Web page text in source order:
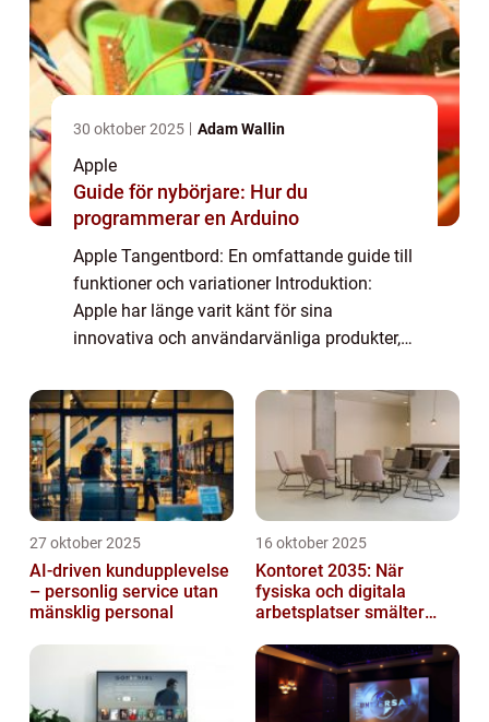
30 oktober 2025 Adam Wallin
Apple
Guide för nybörjare: Hur du
programmerar en Arduino
Apple Tangentbord: En omfattande guide till
funktioner och variationer Introduktion:
Apple har länge varit känt för sina
innovativa och användarvänliga produkter,
denna artikel kommer vi att ge en grundlig
ö...
27 oktober 2025
AI-driven kundupplevelse
– personlig service utan
mänsklig personal
16 oktober 2025
Kontoret 2035: När
fysiska och digitala
arbetsplatser smälter